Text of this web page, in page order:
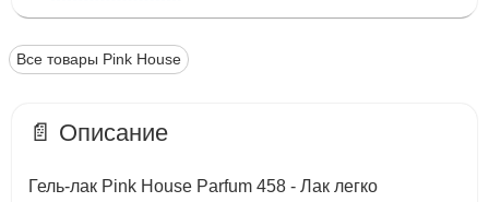
Все товары Pink House
📄 Описание
Гель-лак Pink House Parfum 458 - Лак легко